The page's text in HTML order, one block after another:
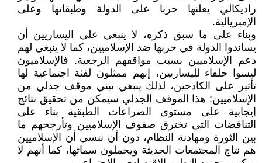
راديكالي يعلنها حربا على الدولة وطبقاتها وعلى
الإمبريالية.
وبناء على ما سبق ذكره، لا ينبغي على اليساريين أن
يساندوا الدولة في حربها ضد الإسلاميين، كما لا ينبغي لهم
دعم الإسلاميين بسبب مواقفهم الرجعية. فالإسلاميون
ليسوا حلفاء لليساريين، إنهم ممثلون لفئة اجتماعية لها
تأثير على الكادحين، لذلك ينبغي تبني موقف جدلي من
الإسلاميين: هذا الموقف الجدلي سيمكن من تحقيق نتائج
إيجابية على مستوى الصراعات الطبقية بناء على
التناقضات التي تخترق صفوف الإسلاميين وتأرجحهم ما
بين الثورة ومهادنة النظام، دون أن ننسى أن الإسلاميين
هم نتاج المجتمعات الحديثة ويحملون سماتها، كما أنهم لا